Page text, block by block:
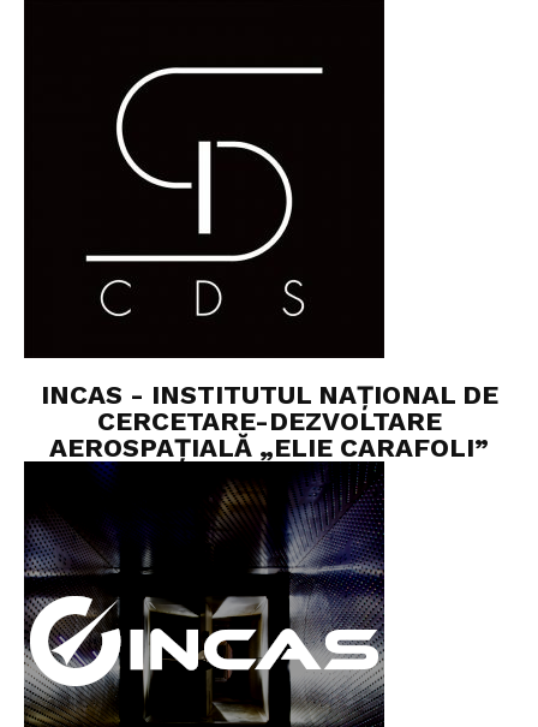
INCAS - INSTITUTUL NAȚIONAL DE
CERCETARE-DEZVOLTARE
AEROSPAȚIALĂ „ELIE CARAFOLI”